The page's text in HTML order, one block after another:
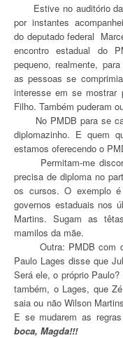
Estive no auditório da
por instantes
do deputado federal
encontro estadual do
pequeno, realmente,
as pessoas se
interesse em se mostrar
Filho. Também puderam
No PMDB para se
diplomazinho. E quem
estamos oferecendo o
Permitam-me
precisa de diploma no
os cursos. O exemplo
governos estaduais nos
Martins. Sugam as
mamilos da mãe.
Outra: PMDB com
Paulo Lages disse que
Será ele, o próprio
também, o Lages, que
saia ou não Wilson
E se mudarem as
boca, Magda!!!